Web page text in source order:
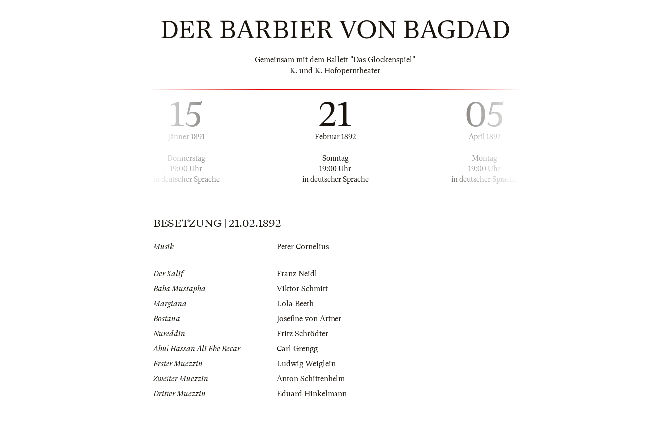
DER BARBIER VON BAGDAD
Gemeinsam mit dem Ballett "Das Glockenspiel"
K. und K. Hofoperntheater
15
Jänner 1891
Donnerstag
19:00 Uhr
in deutscher Sprache
21
Februar 1892
Sonntag
19:00 Uhr
in deutscher Sprache
05
April 1897
Montag
19:00 Uhr
in deutscher Sprache
BESETZUNG | 21.02.1892
Musik Peter Cornelius
Der Kalif
Franz Neidl
Baba Mustapha
Viktor Schmitt
Margiana
Lola Beeth
Bostana
Josefine von Artner
Nureddin
Fritz Schrödter
Abul Hassan Ali Ebe Becar
Carl Grengg
Erster Muezzin
Ludwig Weiglein
Zweiter Muezzin
Anton Schittenhelm
Dritter Muezzin
Eduard Hinkelmann